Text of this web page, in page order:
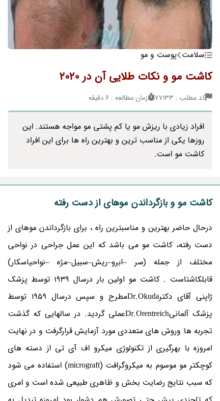
سلامت پوست و مو
کاشت مو و نکات طلایی آن در 2020
کد مطلب : 77133 زمان مطالعه : 6 دقیقه
افراد زیادی با ریزش مو یا کم پشتی مو مواجه هستند. این
روزها یکی از مناسب ترین و بهترین راه ها برای این افراد
کاشت مو است.
کاشت مو و بازگرداندن موهای از دست رفته
درحال حاضر بهترین و مناسبترین راه ، برای بازگرداندن موهای از
دست رفته، کاشت مو می باشد که این عمل جراحی در نواحی
مختلف از جمله (سر –ابرو–ریش–سبیل–مژه –نواحیاسکار)
قابلکاشتاست . کاشت مو اولین بار درسال 1939 توسط پزشک
ژاپنی آقای دکترDr.Okudaمطرح و سپس درسال 1959 توسط
پزشک آلمانیDr.Orentreichعملی گردید. در سالهایی که گذشت
تجربه ها وروش های متعددی مورد آزمایش قرارگرفت و در نهایت
امروزه با بهرگیری از تکنولوژی میکرو اف آی تی از دسته های
کوچکتر مو موسوم به میکروگرافت (micrograft) استفاده می شود
که سبب نتایج رضایت بخش و ظاهری طبیعی شده است و امری